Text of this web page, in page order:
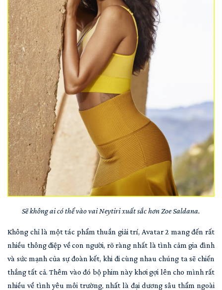
Sẽ không ai có thể vào vai Neytiri xuất sắc hơn Zoe Saldana.
Không chỉ là một tác phẩm thuần giải trí, Avatar 2 mang đến rất
nhiều thông điệp về con người, rõ ràng nhất là tình cảm gia đình
và sức mạnh của sự đoàn kết, khi đi cùng nhau chúng ta sẽ chiến
thắng tất cả. Thêm vào đó bộ phim này khơi gợi lên cho mình rất
nhiều về tình yêu môi trường, nhất là đại dương sâu thẩm ngoài